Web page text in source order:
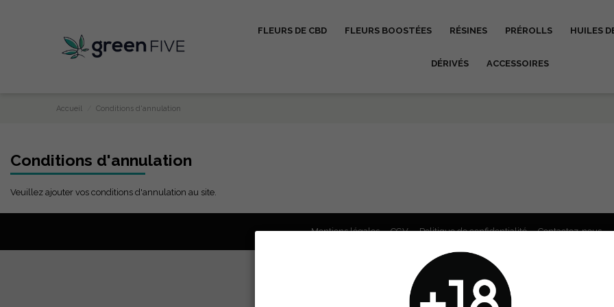
FLEURS DE CBD FLEURS BOOSTÉES RÉSINES PRÉROLLS HUILES
DÉRIVÉS ACCESSOIRES
Accueil Conditions d'annulation
Conditions d'annulation
Veuillez ajouter vos conditions d'annulation au site.
Mentions légales CGV Politique de confidentialité Contactez-nous
Copyright © 2024 greenfivecbd.com. Tous droits réservés.